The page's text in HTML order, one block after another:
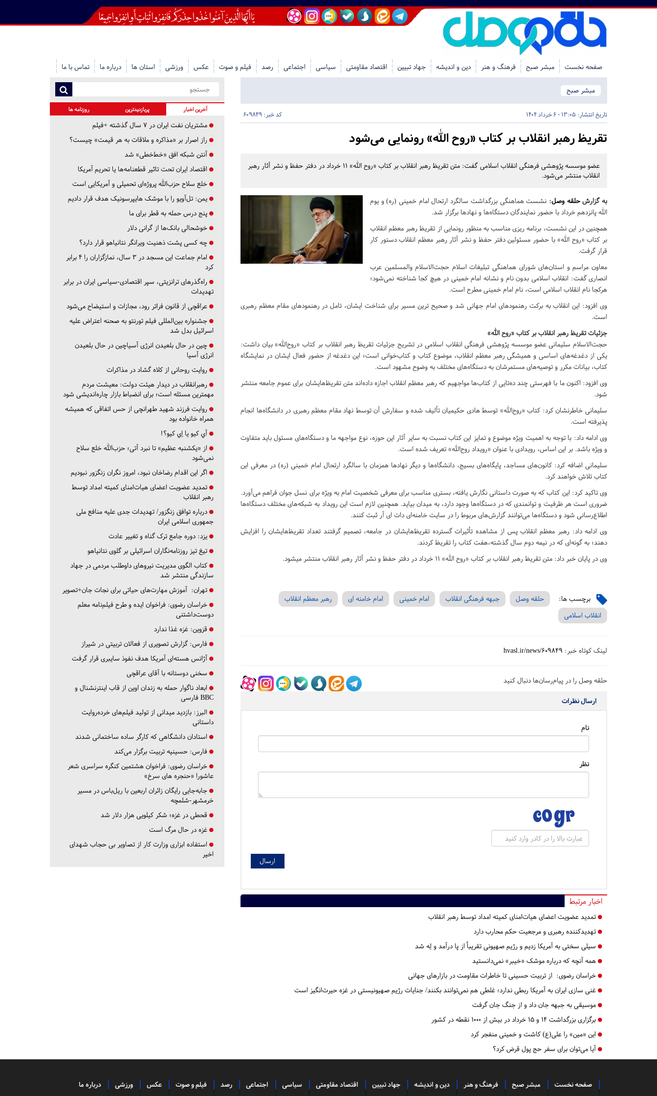
صفحه نخست مبشر صبح فرهنگ و هنر دین و اندیشه جهاد تبیین اقتصاد مقاومتی سیاسی اجتماعی رصد فیلم و صوت عکس ورزشی استان ها درباره ما تماس با ما
مبشر صبح
تاریخ انتشار: 13:05 - 6 خرداد 1404 کد خبر: 609849
تقریظ رهبر انقلاب بر کتاب «روح الله» رونمایی می‌شود
عضو موسسه پژوهشی فرهنگی انقلاب اسلامی گفت: متن تقریظ رهبر انقلاب بر کتاب «روح الله» ۱۱ خرداد در دفتر حفظ و نشر آثار رهبر
انقلاب منتشر می‌شود.
به گزارشحلقه وصل: نشست هماهنگی بزرگداشت سالگرد ارتحال امام خمینی (ره) و یوم
الله پانزدهم خرداد با حضور نمایندگان دستگاه‌ها و نهادها برگزار شد.
همچنین در این نشست، برنامه ریزی مناسب به منظور رونمایی از تقریظ رهبر معظم انقلاب
بر کتاب «روح الله» با حضور مسئولین دفتر حفظ و نشر آثار رهبر معظم انقلاب دستور کار
قرار گرفت.
معاون مراسم و استان‌های شورای هماهنگی تبلیغات اسلام حجت‌الاسلام والمسلمین عرب
انصاری گفت: انقلاب اسلامی بدون نام و نشانه‌ امام خمینی در هیچ کجا شناخته نمی‌شود؛
هرکجا نام انقلاب اسلامی است، نام امام خمینی مطرح است.
وی افزود: این انقلاب به برکت رهنمود‌های امام جهانی شد و صحیح ترین مسیر برای شناخت ایشان، تامل در رهنمود‌های مقام معظم رهبری
است.
جزئیات تقریظ رهبر انقلاب بر کتاب «روح الله»
حجت‌الاسلام سلیمانی عضو موسسه پژوهشی فرهنگی انقلاب اسلامی در تشریح جزئیات تقریظ رهبر انقلاب بر کتاب «روح‌الله» بیان داشت:
یکی از دغدغه‌های اساسی و همیشگی رهبر معظم انقلاب، موضوع کتاب و کتاب‌خوانی است؛ این دغدغه از حضور فعال ایشان در نمایشگاه
کتاب، بیانات مکرر و توصیه‌های مستمرشان به دستگاه‌های مختلف به وضوح مشهود است.
وی افزود: اکنون ما با فهرستی چند ده‌تایی از کتاب‌ها مواجهیم که رهبر معظم انقلاب اجازه داده‌اند متن تقریظ‌هایشان برای عموم جامعه منتشر
شود.
سلیمانی خاطرنشان کرد: کتاب «روح‌الله» توسط هادی حکیمیان تألیف شده و سفارش آن توسط نهاد مقام معظم رهبری در دانشگاه‌ها انجام
پذیرفته است.
وی ادامه داد: با توجه به اهمیت ویژه موضوع و تمایز این کتاب نسبت به سایر آثار این حوزه، نوع مواجهه ما و دستگاه‌های مسئول باید متفاوت
و ویژه باشد. بر این اساس، رویدادی با عنوان «رویداد روح‌الله» تعریف شده است.
سلیمانی اضافه کرد: کانون‌های مساجد، پایگاه‌های بسیج، دانشگاه‌ها و دیگر نهادها همزمان با سالگرد ارتحال امام خمینی (ره) در معرفی این
کتاب تلاش خواهند کرد.
وی تاکید کرد: این کتاب که به صورت داستانی نگارش یافته، بستری مناسب برای معرفی شخصیت امام به ویژه برای نسل جوان فراهم می‌آورد.
ضروری است هر ظرفیت و توانمندی که در دستگاه‌ها وجود دارد، به میدان بیاید. همچنین لازم است این رویداد به شبکه‌های مختلف دستگاه‌ها
اطلاع‌رسانی شود و دستگاه‌ها می‌توانند گزارش‌های مربوط را در سایت خامنه‌ای دات ای آر ثبت کنند.
وی ادامه داد: رهبر معظم انقلاب پس از مشاهده تأثیرات گسترده تقریظ‌هایشان در جامعه، تصمیم گرفتند تعداد تقریظ‌هایشان را افزایش
دهند؛ به گونه‌ای که در نیمه دوم سال گذشته،هفت کتاب را تقریظ کردند.
وی در پایان خبر داد: متن تقریظ رهبر انقلاب بر کتاب «روح الله» ۱۱ خرداد در دفتر حفظ و نشر آثار رهبر انقلاب منتشر میشود.
برچسب ها: حلقه وصل جبهه فرهنگی انقلاب امام خمینی امام خامنه ای
رهبر معظم انقلاب
انقلاب اسلامی
لینک کوتاه خبر: hvasl.ir/news/609849
حلقه وصل را در پیام‌رسان‌ها دنبال کنید
ارسال نظرات
نام
نظر
اخبار مرتبط
تمدید عضویت اعضای هیات‌امنای کمیته امداد توسط رهبر انقلاب
تهدیدکننده رهبری و مرجعیت حکم محارب دارد
سیلی سختی به آمریکا زدیم و رژیم صهیونی تقریباً از پا درآمد و لِه شد
همه آنچه که درباره موشک «خیبر» نمی‌دانستید
خراسان رضوی: از تربیت حسینی تا خاطرات مقاومت در بازارهای جهانی
غنی سازی ایران به آمریکا ربطی ندارد؛ غلطی هم‌ نمی‌توانند بکنند/ جنایات رژیم صهیونیستی در غزه حیرت‌انگیز است
موسیقی به جبهه جان داد و از جنگ جان گرفت
برگزاری بزرگداشت ۱۴ و ۱۵ خرداد در بیش از ۱۰۰۰ نقطه در کشور
این «‌مین» را علی‌(ع) کاشت و خمینی منفجر کرد
آیا می‌توان برای سفر حج پول قرض کرد؟
آخرین اخبار پربازدیدترین روزنامه ها
مشتریان نفت ایران در ۷ سال گذشته +فیلم
راز اصرار بر «مذاکره و ملاقات به هر قیمت» چیست؟
آنتن شبکه افق «خط‌خطی» شد
اقتصاد ایران تحت تاثیر قطعنامه‌ها یا تحریم‌ آمریکا
خلع سلاح حزب‌الله پروژه‌ای تحمیلی و آمریکایی است
یمن: تل‌آویو را با موشک هایپرسونیک هدف قرار دادیم
پنج درس‌ حمله به قطر برای ما
خوشحالی بانک‌ها از گرانی دلار
چه کسی پشت ذهنیت ویرانگر نتانیاهو قرار دارد؟
امام جماعت این مسجد در ۳ سال، نمازگزاران را ۴ برابر
کرد
راه‌گذرهای ترانزیتی، سپر اقتصادی-سیاسی ایران در برابر
تهدیدات
عراقچی از قانون فراتر رود، مجازات و استیضاح می‌شود
جشنواره بین‌المللی فیلم تورنتو به صحنه اعتراض علیه
اسرائیل بدل شد
چین در حال بلعیدن انرژی آسیاچین در حال بلعیدن
انرژی آسیا
روایت روحانی از کلاه گشاد در مذاکرات
رهبرانقلاب در دیدار هیئت دولت: معیشت مردم
مهمترین مسئله است؛ برای انضباط بازار چاره‌اندیشی شود
روایت فرزند شهید طهرانچی از حس اتفاقی که همیشه
همراه خانواده بود
آي كيو يا اِي كيو؟!
از «یکشنبه عظیم» تا نبرد آتی؛ حزب‌الله خلع سلاح
نمی‌شود
اگر این اقدام رضاخان نبود، امروز نگران زنگزور نبودیم
تمدید عضویت اعضای هیات‌امنای کمیته امداد توسط
رهبر انقلاب
درباره توافق زنگزور/ تهدیدات جدی علیه منافع ملی
جمهوری اسلامی ایران
یزد: دوره جامع ترک گناه و تغییر عادت
تیغ تیز روزنامه‌نگاران اسرائیلی بر گلوی نتانیاهو
کتاب الگوی مدیریت نیروهای داوطلب مردمی در جهاد
سازندگی منتشر شد
تهران: آموزش مهارت‌های حیاتی برای نجات جان+تصویر
خراسان رضوی: فراخوان ایده و طرح فیلم‌نامه معلم
دوست‌داشتنی
قزوین: غزه غذا ندارد
فارس: گزارش تصویری از فعالان تربیتی در شیراز
آژانس هسته‌ای آمریکا هدف نفوذ سایبری قرار گرفت
سخنی دوستانه با آقای عراقچی
ابعاد ناگوار حمله به زندان اوین از قاب اینترنشنال و
BBC فارسی
البرز: بازدید میدانی از تولید فیلم‌های خرده‌روایت
داستانی
استادان دانشگاهی که کارگر ساده ساختمانی شدند
فارس: حسینیه تربیت برگزار می‌کند
خراسان رضوی: فراخوان هشتمین کنگره سراسری شعر
عاشورا «حنجره های سرخ»
جابه‌جایی رایگان زائران اربعین با ریل‌باس در مسیر
خرمشهر-شلمچه
قحطی در غزه؛ شکر کیلویی هزار دلار شد
غزه در حال مرگ است
استفاده ابزاری وزارت کار از تصاویر بی حجاب شهدای
اخیر
صفحه نخست مبشر صبح فرهنگ و هنر دین و اندیشه جهاد تبیین اقتصاد مقاومتی سیاسی اجتماعی رصد فیلم و صوت عکس ورزشی درباره ما